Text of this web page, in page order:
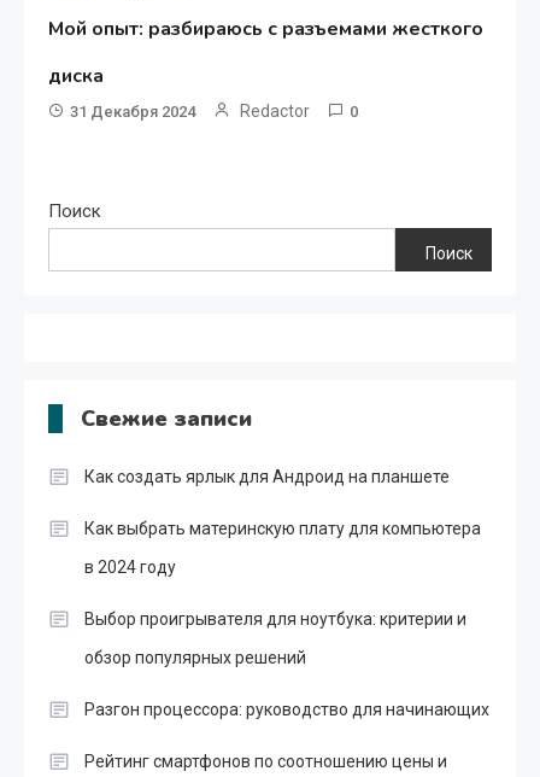
Мой опыт: разбираюсь с разъемами жесткого
диска
31 Декабря 2024 Redactor 0
Поиск
Поиск
Свежие записи
Как создать ярлык для Андроид на планшете
Как выбрать материнскую плату для компьютера
в 2024 году
Выбор проигрывателя для ноутбука: критерии и
обзор популярных решений
Разгон процессора: руководство для начинающих
Рейтинг смартфонов по соотношению цены и